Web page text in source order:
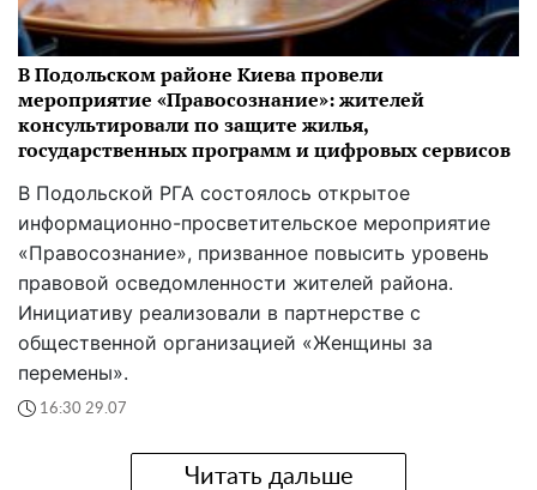
В Подольском районе Киева провели
мероприятие «Правосознание»: жителей
консультировали по защите жилья,
государственных программ и цифровых сервисов
В Подольской РГА состоялось открытое
информационно-просветительское мероприятие
«Правосознание», призванное повысить уровень
правовой осведомленности жителей района.
Инициативу реализовали в партнерстве с
общественной организацией «Женщины за
перемены».
16:30 29.07
Читать дальше